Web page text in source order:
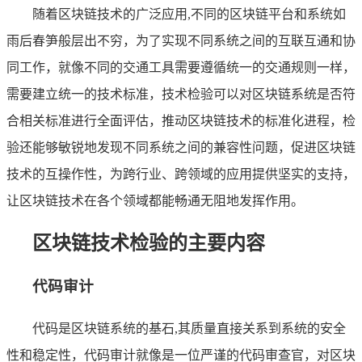
随着区块链技术的广泛应用,不同的区块链平台和系统如
雨后春笋般层出不穷，为了实现不同系统之间的互联互通和协
同工作，就像不同的交通工具需要遵循统一的交通规则一样，
需要建立统一的技术标准，技术检验可以对区块链系统是否符
合相关标准进行全面评估，推动区块链技术的标准化进程，检
验还能够敏锐地发现不同系统之间的兼容性问题，促进区块链
技术的互操作性，为跨行业、跨领域的应用提供坚实的支持，
让区块链技术在各个领域都能畅通无阻地发挥作用。
区块链技术检验的主要内容
代码审计
代码是区块链系统的基石,其质量直接关系到系统的安全
性和稳定性，代码审计就像是一位严谨的代码审查官，对区块